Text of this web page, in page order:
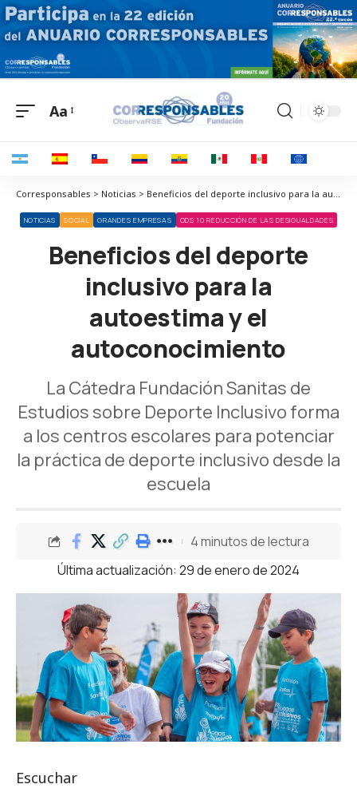
Aa
Corresponsables > Noticias > Beneficios del deporte inclusivo para la autoestima y el autoconocimiento
NOTICIAS SOCIAL GRANDES EMPRESAS ODS 10 REDUCCIÓN DE LAS DESIGUALDADES
Beneficios del deporte
inclusivo para la
autoestima y el
autoconocimiento
La Cátedra Fundación Sanitas de
Estudios sobre Deporte Inclusivo forma
a los centros escolares para potenciar
la práctica de deporte inclusivo desde la
escuela
Última actualización: 29 de enero de 2024
4 minutos de lectura
Escuchar